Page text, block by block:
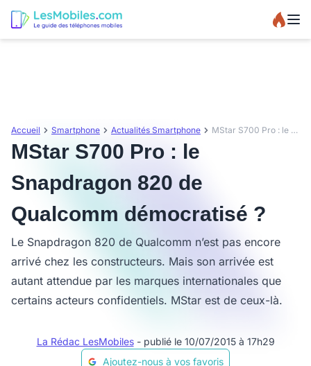
Accueil Smartphone Actualités Smartphone MStar S700 Pro : le Snapdragon 820 de Qualcomm démocratisé ?
MStar S700 Pro : le
Snapdragon 820 de
Qualcomm démocratisé ?
Le Snapdragon 820 de Qualcomm n’est pas encore
arrivé chez les constructeurs. Mais son arrivée est
autant attendue par les marques internationales que
certains acteurs confidentiels. MStar est de ceux-là.
La Rédac LesMobiles - publié le 10/07/2015 à 17h29
Ajoutez-nous à vos favoris